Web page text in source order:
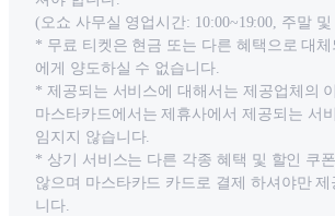
(오쇼 사무실 영업시간: 10:00~19:00, 주말
* 무료 티켓은 현금 또는 다른 혜택으로 대
에게 양도하실 수 없습니다.
* 제공되는 서비스에 대해서는 제공업체의
마스타카드에서는 제휴사에서 제공되는 서
임지지 않습니다.
* 상기 서비스는 다른 각종 혜택 및 할인 쿠
않으며 마스타카드 카드로 결제 하셔야만
니다.